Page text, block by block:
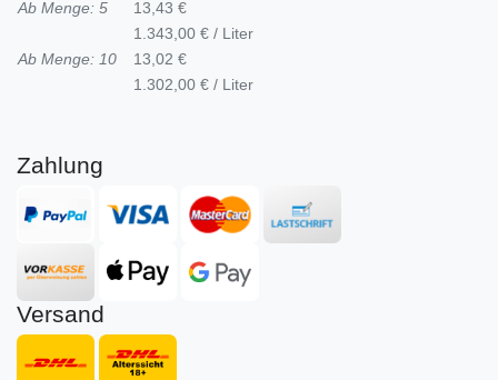
Ab Menge: 5
13,43 €
1.343,00 € / Liter
Ab Menge: 10
13,02 €
1.302,00 € / Liter
Zahlung
Versand